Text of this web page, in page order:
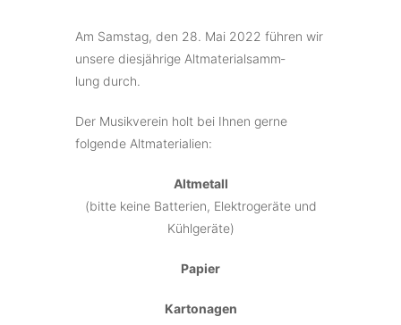
Am Sams­tag, den 28. Mai 2022 führen wir
unse­re dies­jäh­ri­ge Altma­te­ri­al­samm­
lung durch.
Der Musik­ver­ein holt bei Ihnen gerne
folgen­de Altmaterialien:
Altme­tall
(bitte keine Batte­rien, Elek­tro­ge­rä­te und
Kühlgeräte)
Papier
Karto­na­gen